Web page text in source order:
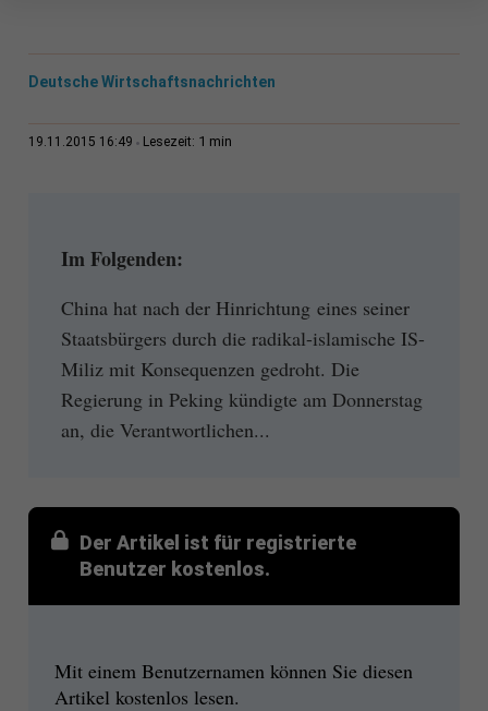
Deutsche Wirtschaftsnachrichten
19.11.2015 16:49 Lesezeit: 1 min
Im Folgenden:
China hat nach der Hinrichtung eines seiner
Staatsbürgers durch die radikal-islamische IS-
Miliz mit Konsequenzen gedroht. Die
Regierung in Peking kündigte am Donnerstag
an, die Verantwortlichen...
Der Artikel ist für registrierte
Benutzer kostenlos.
Mit einem Benutzernamen können Sie diesen
Artikel kostenlos lesen.